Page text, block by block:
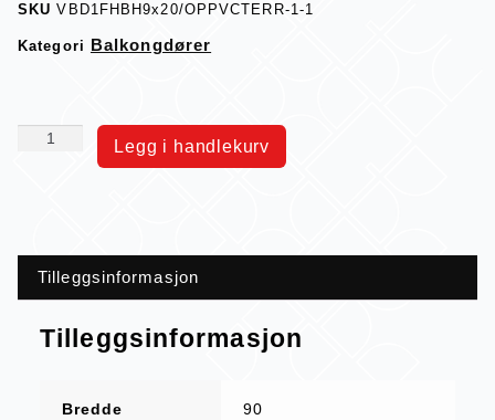
SKUVBD1FHBH9x20/OPPVCTERR-1-1
Kategori Balkongdører
Legg i handlekurv
Tilleggsinformasjon
Tilleggsinformasjon
Bredde 90